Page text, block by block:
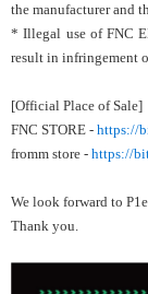
the manufacturer and
* Illegal use of FNC
result in infringement
[Official Place of Sale]
FNC STORE - https://
fromm store - https://
We look forward to
Thank you.